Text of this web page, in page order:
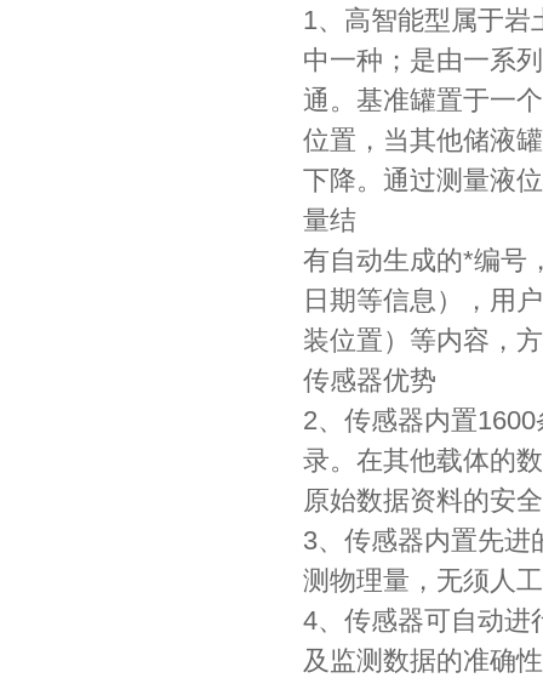
1、高智能型属于岩
中一种；是由一系
通。基准罐置于一
位置，当其他储液
下降。通过测量液
量结
有自动生成的*编号
日期等信息），用
装位置）等内容，
传感器优势
2、传感器内置
录。在其他载体的
原始数据资料的安
3、传感器内置先进
测物理量，无须人
4、传感器可自动进
及监测数据的准确